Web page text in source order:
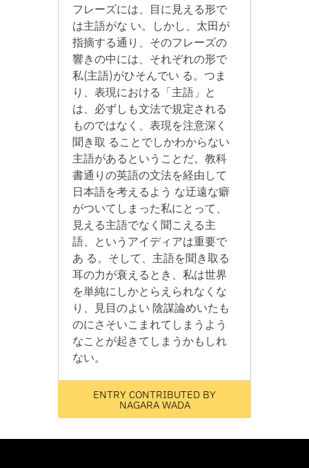
フレーズには、目に見える形で
は主語がな い。しかし、太田が
指摘する通り、そのフレーズの
響きの中には、それぞれの形で
私(主語)がひそんでい る。つま
り、表現における「主語」と
は、必ずしも文法で規定される
ものではなく、表現を注意深く
聞き取 ることでしかわからない
主語があるということだ。教科
書通りの英語の文法を経由して
日本語を考えるよう な迂遠な癖
がついてしまった私にとって、
見える主語でなく聞こえる主
語、というアイディアは重要で
あ る。そして、主語を聞き取る
耳の力が衰えるとき、私は世界
を単純にしかとらえられなくな
り、見目のよい 陰謀論めいたも
のにさそいこまれてしまうよう
なことが起きてしまうかもしれ
ない。
ENTRY CONTRIBUTED BY
NAGARA WADA